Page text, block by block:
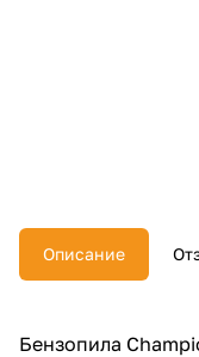
Описание
Бензопила